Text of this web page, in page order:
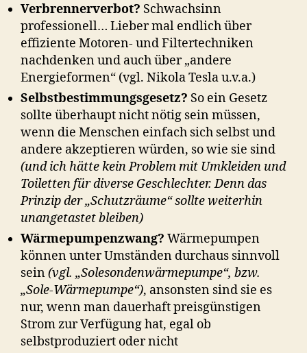
Verbrennerverbot? Schwachsinn
professionell… Lieber mal endlich über
effiziente Motoren- und Filtertechniken
nachdenken und auch über „andere
Energieformen“ (vgl. Nikola Tesla u.v.a.)
Selbstbestimmungsgesetz? So ein Gesetz
sollte überhaupt nicht nötig sein müssen,
wenn die Menschen einfach sich selbst und
andere akzeptieren würden, so wie sie sind
(und ich hätte kein Problem mit Umkleiden und
Toiletten für diverse Geschlechter. Denn das
Prinzip der „Schutzräume“ sollte weiterhin
unangetastet bleiben)
Wärmepumpenzwang? Wärmepumpen
können unter Umständen durchaus sinnvoll
sein(vgl. „Solesondenwärmepumpe“, bzw.
„Sole-Wärmepumpe“), ansonsten sind sie es
nur, wenn man dauerhaft preisgünstigen
Strom zur Verfügung hat, egal ob
selbstproduziert oder nicht